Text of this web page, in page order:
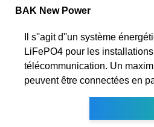
BAK New Power
Il s''agit d''un système
LiFePO4 pour les
télécommunication. Un
peuvent être connectées en